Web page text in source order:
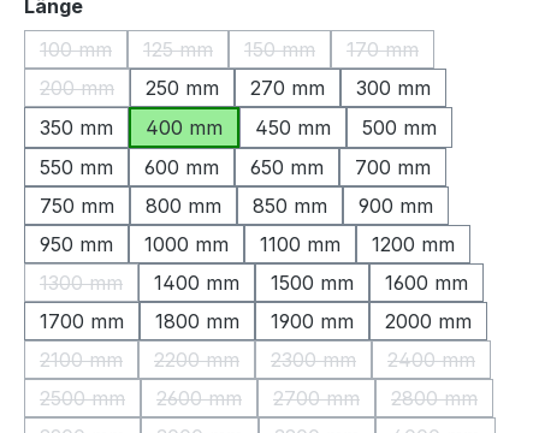
Längeauswählen
100 mm
(Diese Option ist zurzeit nicht verfügbar.)
125 mm
(Diese Option ist zurzeit nicht verfügbar.)
150 mm
(Diese Option ist zurzeit nicht
170 mm
(Diese Option ist
200 mm
(Diese Option ist zurzeit nicht verfügbar.)
250 mm 270 mm
300 mm
350 mm
400 mm 450 mm
500 mm
550 mm
600 mm 650 mm
700 mm
750 mm
800 mm 850 mm
900 mm
950 mm
1000 mm 1100 mm
1200 mm
1300 mm
(Diese Option ist zurzeit nicht verfügbar.)
1400 mm 1500 mm
1600 mm
1700 mm
1800 mm 1900 mm
2000 mm
2100 mm
(Diese Option ist zurzeit nicht verfügbar.)
2200 mm
(Diese Option ist zurzeit nicht verfügbar.)
2300 mm
(Diese Option ist zurzeit
2400 mm
(Diese
2500 mm
(Diese Option ist zurzeit nicht verfügbar.)
2600 mm
(Diese Option ist zurzeit nicht verfügbar.)
2700 mm
(Diese Option ist zurzeit
2800 mm
(Diese